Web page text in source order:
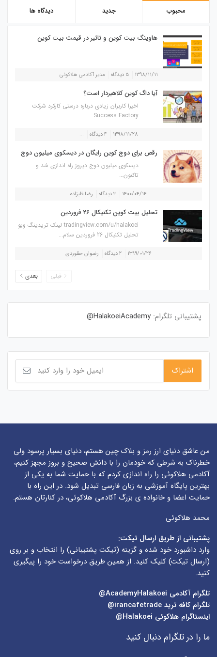
محبوب جدید دیدگاه ها
هاوینگ بیت کوین و تاثیر در قیمت بیت کوین
۱۳۹۸/۱۱/۱۱ ۵ دیدگاه مدیر آکادمی هلاکوئی
آیا داگ کوین کلاهبردار است؟
اخیرا کاربران زیادی درباره درستی کارکرد شرکت
Success Factory...
۱۳۹۸/۱۱/۲۸ ۴ دیدگاه ...
رقص برای دوج کوین رایگان در دیسکوی میلیون دوج
دیسکوی میلیون دوج دیروز راه اندازی شد و
تاکنون...
۱۴۰۰/۰۴/۱۴ ۳ دیدگاه رضا قلیزاده
تحلیل بیت کوین تکنیکال 26 فروردین
tradingview.com/u/halakoei لینک تریدینگ ویو
تحلیل تکنیکال 26 فروردین سلام...
۱۳۹۹/۰۱/۲۶ ۲ دیدگاه رضوان حقوردی
قبلی بعدی
پشتیبانی تلگرام: HalakoeiAcademy@
من عاشق دنیای ارز رمز و بلاک چین هستم، دنیای بسیار پرسود ولی
خطرناک به شرطی که خودمان را با دانش صحیح و بروز مجهز کنیم،
آکادمی هلاکوئی را راه اندازی کردم که با حمایت شما به یکی از
بهترین پایگاه آموزشی به زبان فارسی تبدیل شود. در این راه با
حمایت اعضا و خانواده ی بزرگ آکادمی هلاکوئی، در کنارتان هستم.
محمد هلاکوئی
پشتیبانی از طریق ارسال تیکت:
وارد داشبورد خود شده و گزینه (تیکت پشتیبانی) را انتخاب و بر روی
(ارسال تیکت) کلیک کنید. از همین طریق درخواست خود را پیگیری
کنید.
تلگرام آکادمی
تلگرام کافه ترید irancafetrade@
اینستاگرام هلاکوئی Halakoei@
ما را در تلگرام دنبال کنید